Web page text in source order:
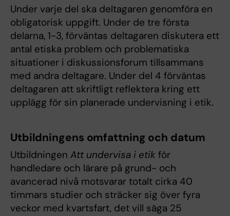
Under varje del ska deltagaren genomföra en
obligatorisk uppgift. Under de tre första
delarna, 1-3, förväntas deltagaren diskutera ett
antal etiska problem och problematiska
situationer i diskussionsforum tillsammans
med andra deltagare. Under del 4 förväntas
deltagaren att skriftligt reflektera kring ett
upplägg för sin planerade undervisning i etik.
Utbildningens omfattning och datum
Utbildningen Att undervisa i etik för
handledare och lärare på grund- och
avancerad nivå motsvarar totalt cirka 40
timmars studier och sträcker sig över fyra
veckor med kvartsfart, det vill säga 25